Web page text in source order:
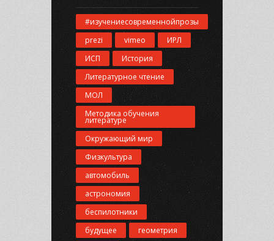
#изучениесовременнойпрозы
prezi
vimeo
ИРЛ
ИСП
История
Литературное чтение
МОЛ
Методика обучения
литературе
Окружающий мир
Физкультура
автомобиль
астрономия
беспилотники
будущее
геометрия